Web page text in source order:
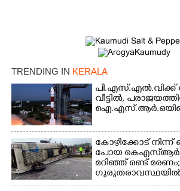
TRENDING IN KERALA
പി.എസ്.എൽ.വിക്ക്
വീട്ടിൽ,​
കോഴിക്കോട്
പോയ
മറിഞ്ഞ് രണ്ട്